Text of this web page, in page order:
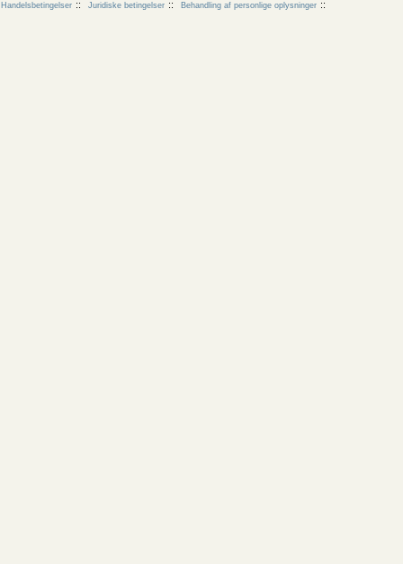
Handelsbetingelser Juridiske betingelser Behandling af personlige oplysninger